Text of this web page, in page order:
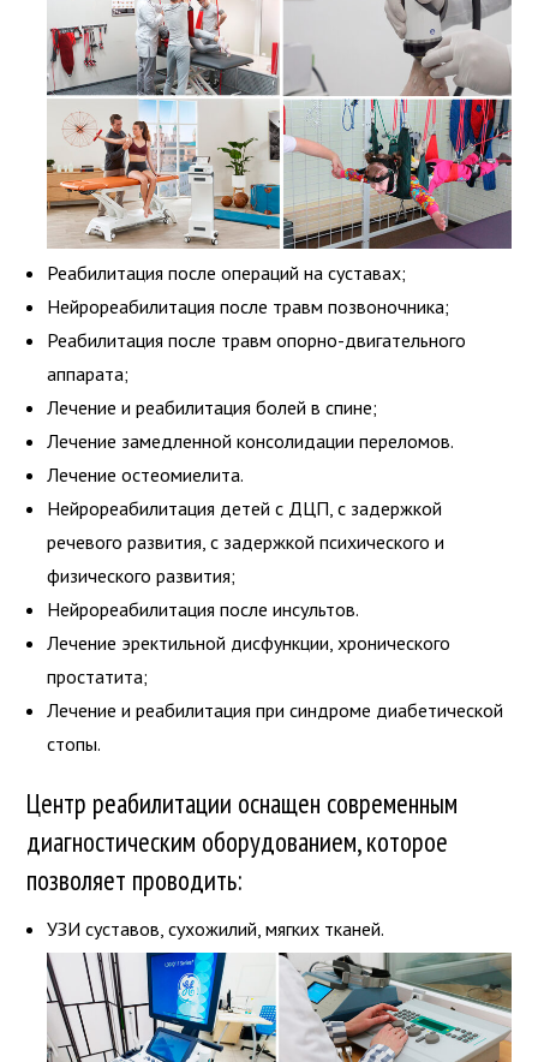
Реабилитация после операций на суставах;
Нейрореабилитация после травм позвоночника;
Реабилитация после травм опорно-двигательного
аппарата;
Лечение и реабилитация болей в спине;
Лечение замедленной консолидации переломов.
Лечение остеомиелита.
Нейрореабилитация детей с ДЦП, с задержкой
речевого развития, с задержкой психического и
физического развития;
Нейрореабилитация после инсультов.
Лечение эректильной дисфункции, хронического
простатита;
Лечение и реабилитация при синдроме диабетической
стопы.
Центр реабилитации оснащен современным
диагностическим оборудованием, которое
позволяет проводить:
УЗИ суставов, сухожилий, мягких тканей.